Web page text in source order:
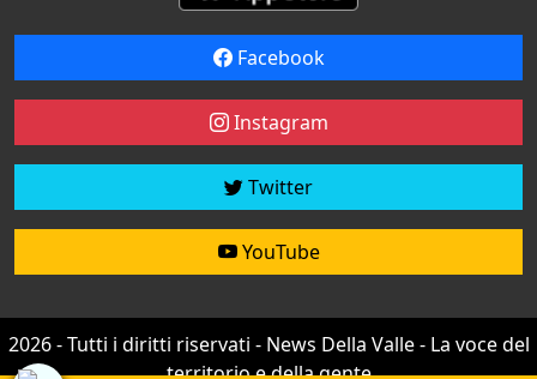
Facebook
Instagram
Twitter
YouTube
2026 - Tutti i diritti riservati - News Della Valle - La voce del
territorio e della gente